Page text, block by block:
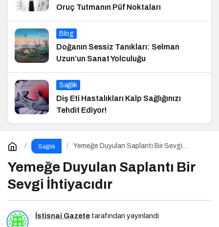
Oruç Tutmanın Püf Noktaları
Blog
Doğanın Sessiz Tanıkları: Selman
Uzun’un Sanat Yolculuğu
Sağlık
Diş Eti Hastalıkları Kalp Sağlığınızı
Tehdit Ediyor!
Sağlık
Yemeğe Duyulan Saplantı Bir Sevgi
Yemeğe Duyulan Saplantı Bir
Sevgi İhtiyacıdır
İstisnai Gazete tarafından yayınlandı